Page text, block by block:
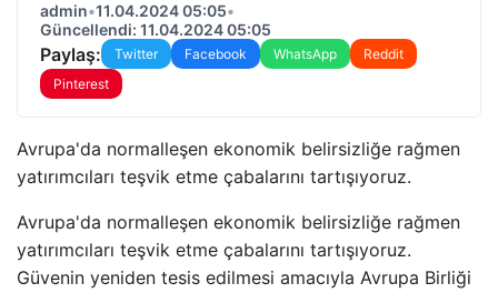
admin•11.04.2024 05:05•
Güncellendi: 11.04.2024 05:05
Paylaş: Twitter Facebook WhatsApp
Reddit
Pinterest
Avrupa'da normalleşen ekonomik belirsizliğe rağmen
yatırımcıları teşvik etme çabalarını tartışıyoruz.
Avrupa'da normalleşen ekonomik belirsizliğe rağmen
yatırımcıları teşvik etme çabalarını tartışıyoruz.
Güvenin yeniden tesis edilmesi amacıyla Avrupa Birliği